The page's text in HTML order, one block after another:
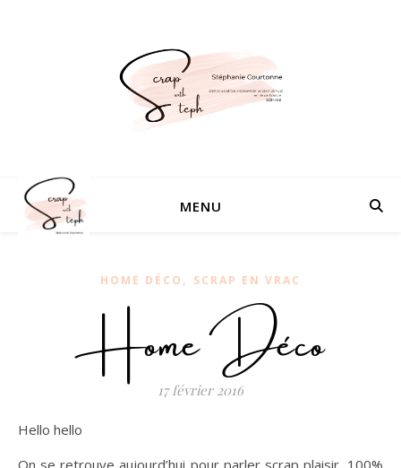
MENU
HOME DÉCO , SCRAP EN VRAC
Home Déco
17 février 2016
Hello hello
On se retrouve aujourd’hui pour parler scrap plaisir, 100%